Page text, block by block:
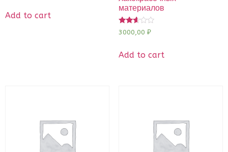
Add to cart
материалов
Rated
5
3000,00 ₽
Add to cart